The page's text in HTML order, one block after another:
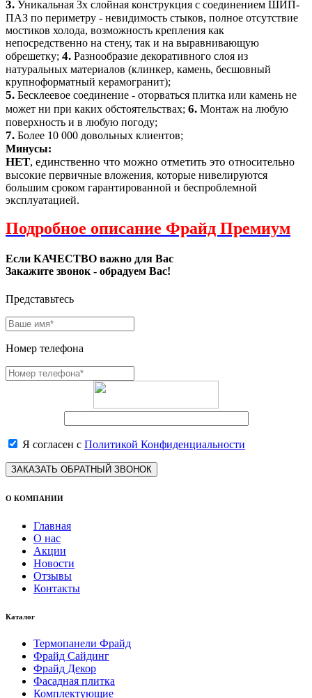
3. Уникальная 3х слойная конструкция с соединением ШИП-
ПАЗ по периметру - невидимость стыков, полное отсутствие
мостиков холода, возможность крепления как
непосредственно на стену, так и на выравнивающую
обрешетку; 4. Разнообразие декоративного слоя из
натуральных материалов (клинкер, камень, бесшовный
крупноформатный керамогранит);
5. Бесклеевое соединение - оторваться плитка или камень не
может ни при каких обстоятельствах; 6. Монтаж на любую
поверхность и в любую погоду;
7. Более 10 000 довольных клиентов;
Минусы:
НЕТ, единственно что можно отметить это относительно
высокие первичные вложения, которые нивелируются
большим сроком гарантированной и беспроблемной
эксплуатацией.
Подробное описание Фрайд Премиум
Если КАЧЕСТВО важно для Вас
Закажите звонок - обрадуем Вас!
Представьтесь
Номер телефона
Я согласен с Политикой Конфиденциальности
ЗАКАЗАТЬ ОБРАТНЫЙ ЗВОНОК
О КОМПАНИИ
Главная
О нас
Акции
Новости
Отзывы
Контакты
Каталог
Термопанели Фрайд
Фрайд Сайдинг
Фрайд Декор
Фасадная плитка
Комплектующие